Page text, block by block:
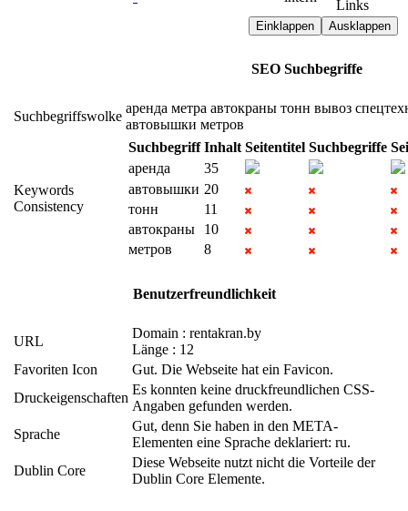
Links
Ausklappen
Einklappen
SEO Suchbegriffe
Suchbegriffswolke
аренда метра автокраны тонн вывоз
автовышки метров
Keywords
Consistency
Suchbegriff Inhalt Seitentitel Suchbegriffe
аренда
35
автовышки 20
тонн
11
автокраны
10
метров
8
Benutzerfreundlichkeit
URL
Domain : rentakran.by
Länge : 12
Favoriten Icon
Gut. Die Webseite hat ein Favicon.
Druckeigenschaften
Es konnten keine druckfreundlichen CSS-
Angaben gefunden werden.
Sprache
Gut, denn Sie haben in den META-
Elementen eine Sprache deklariert: ru.
Dublin Core
Diese Webseite nutzt nicht die Vorteile der
Dublin Core Elemente.